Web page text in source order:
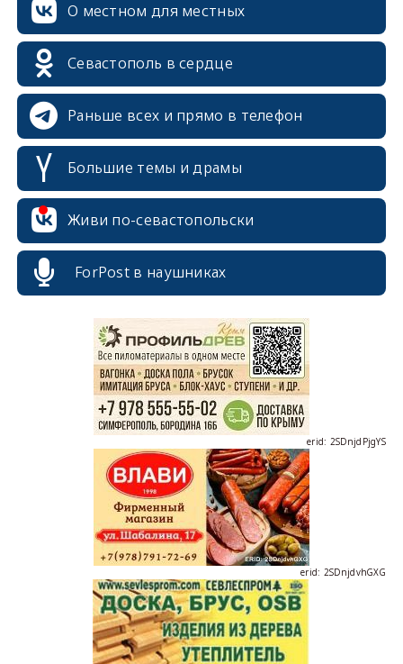
О местном для местных
Севастополь в сердце
Раньше всех и прямо в телефон
Большие темы и драмы
Живи по-севастопольски
ForPost в наушниках
erid: 2SDnjcrDNw6
erid: 2SDnjdPjgYS
erid: 2SDnjdvhGXG